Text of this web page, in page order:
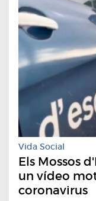
Vida Social
Els Mossos
un vídeo
coronavirus